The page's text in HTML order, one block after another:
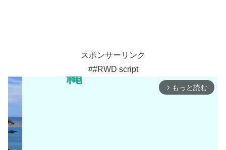
スポンサーリンク
##RWD script
arrow_forward_ios もっと読む